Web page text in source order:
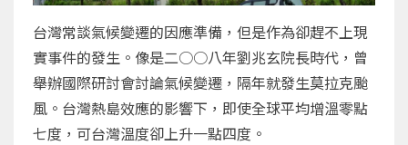
台灣常談氣候變遷的因應準備，但是作為卻趕不上現
實事件的發生。像是二○○八年劉兆玄院長時代，曾
舉辦國際研討會討論氣候變遷，隔年就發生莫拉克颱
風。台灣熱島效應的影響下，即使全球平均增溫零點
七度，可台灣溫度卻上升一點四度。